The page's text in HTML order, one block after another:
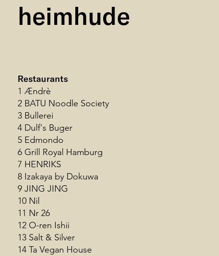
heimhude
Restaurants
1 Ændrè
2 BATU Noodle Society
3 Bullerei
4 Dulf's Buger
5 Edmondo
6 Grill Royal Hamburg
7 HENRIKS
8 Izakaya by Dokuwa
9 JING JING
10 Nil
11 Nr 26
12 O-ren Ishii
13 Salt & Silver
14 Ta Vegan House